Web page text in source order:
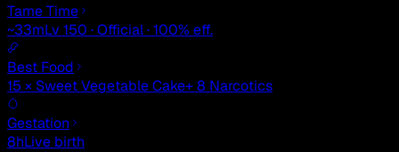
Tame Time
~33mLv 150 · Official · 100% eff.
Best Food
15 × Sweet Vegetable Cake+ 8 Narcotics
Gestation
8hLive birth